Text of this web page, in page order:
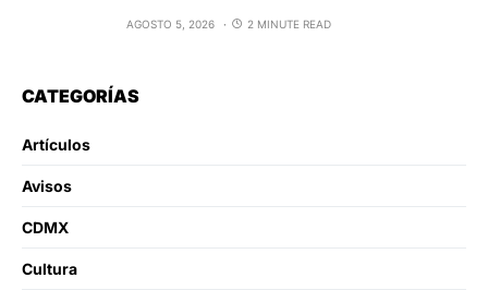
AGOSTO 5, 2026 2 MINUTE READ
CATEGORÍAS
Artículos
Avisos
CDMX
Cultura